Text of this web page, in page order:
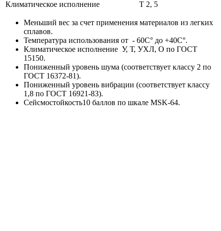
Климатическое исполнение
Т 2, 5
Меньший вес за счет применения материалов из легких
сплавов.
Температура использования от - 60С° до +40С°.
Климатическое исполнение У, Т, УХЛ, О по ГОСТ
15150.
Пониженный уровень шума (соответствует классу 2 по
ГОСТ 16372-81).
Пониженный уровень вибрации (соответствует классу
1,8 по ГОСТ 16921-83).
Сейсмостойкость10 баллов по шкале MSK-64.